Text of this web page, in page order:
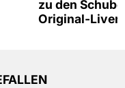
zu den
Original-